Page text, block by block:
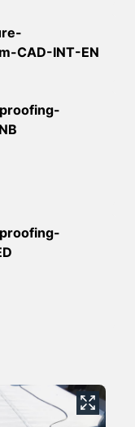
CAD-INT-EN